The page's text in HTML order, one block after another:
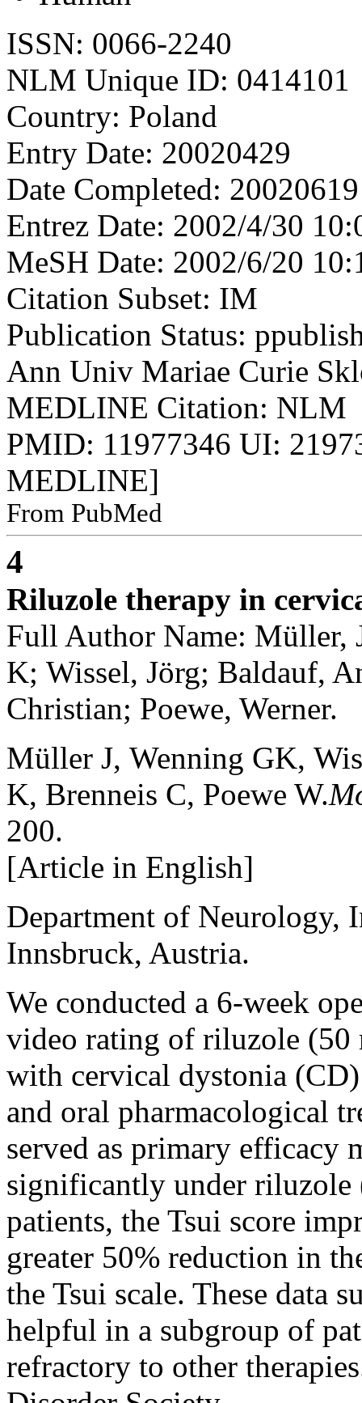
ISSN: 0066-2240
NLM Unique ID: 0414101
Country: Poland
Entry Date: 20020429
Date Completed: 20020619
Entrez Date: 2002/4/30
MeSH Date: 2002/6/20
Citation Subset: IM
Publication Status:
Ann Univ Mariae Curie
MEDLINE Citation: NLM
PMID: 11977346 UI:
MEDLINE]
From PubMed
4
Riluzole therapy in
Full Author Name: Müller,
K; Wissel, Jörg; Baldauf,
Christian; Poewe, Werner.
Müller J, Wenning GK,
K, Brenneis C, Poewe W.
200.
[Article in English]
Department of Neurology,
Innsbruck, Austria.
We conducted a 6-week
video rating of riluzole (50
with cervical dystonia
and oral pharmacological
served as primary efficacy
significantly under riluzole
patients, the Tsui score
greater 50% reduction in
the Tsui scale. These data
helpful in a subgroup of
refractory to other